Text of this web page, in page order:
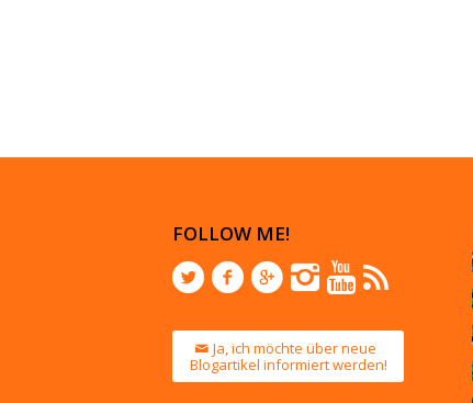
FOLLOW ME!
Ja, ich möchte über neue
Blogartikel informiert werden!